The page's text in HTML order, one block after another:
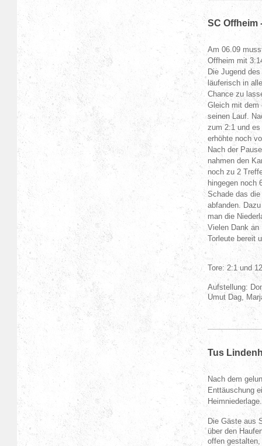
SC Offheim
Am 06.09
Offheim mit
Die Jugend
läuferisch in
Chance zu
Gleich mit dem
seinen Lauf.
zum 2:1 und
erhöhte noch
Nach der
nahmen den
noch zu 2
hingegen noch
Schade das
abfanden.
man die
Vielen Dank an
Torleute bereit
Tore: 2:1 und
Aufstellung:
Umut Dag,
Tus
Nach dem
Enttäuschung
Heimniederlage.
Die Gäste aus
über den
offen